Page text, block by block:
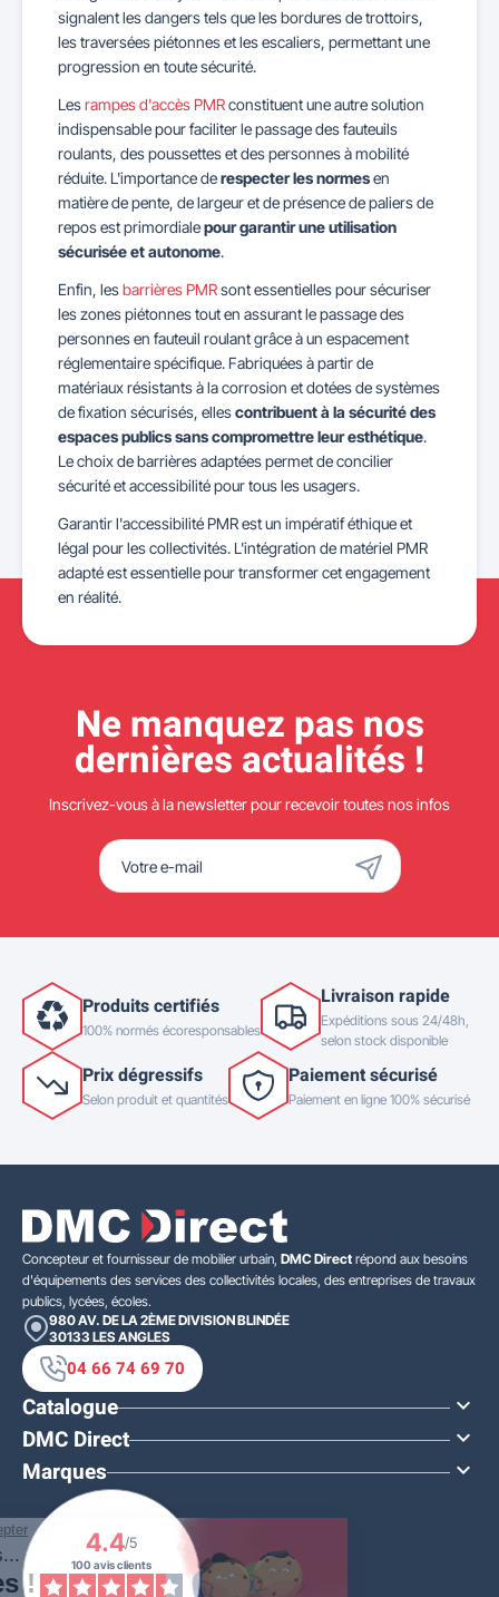
signalent les dangers tels que les bordures de trottoirs,
les traversées piétonnes et les escaliers, permettant une
progression en toute sécurité.
Lesrampes d'accès PMRconstituent une autre solution
indispensable pour faciliter le passage des fauteuils
roulants, des poussettes et des personnes à mobilité
réduite. L'importance derespecter les normesen
matière de pente, de largeur et de présence de paliers de
repos est primordialepour garantir une utilisation
sécurisée et autonome.
Enfin, lesbarrières PMRsont essentielles pour sécuriser
les zones piétonnes tout en assurant le passage des
personnes en fauteuil roulant grâce à un espacement
réglementaire spécifique. Fabriquées à partir de
matériaux résistants à la corrosion et dotées de systèmes
de fixation sécurisés, ellescontribuent à la sécurité des
espaces publics sans compromettre leur esthétique.
Le choix de barrières adaptées permet de concilier
sécurité et accessibilité pour tous les usagers.
Garantir l'accessibilité PMR est un impératif éthique et
légal pour les collectivités. L'intégration de matériel PMR
adapté est essentielle pour transformer cet engagement
en réalité.
Ne manquez pas nos
dernières actualités !
Inscrivez-vous à la newsletter pour recevoir toutes nos infos
Produits certifiés
100% normés écoresponsables
Livraison rapide
Expéditions sous 24/48h,
selon stock disponible
Prix dégressifs
Selon produit et quantités
Paiement sécurisé
Paiement en ligne 100% sécurisé
Concepteur et fournisseur de mobilier urbain, DMC Direct répond aux besoins
d'équipements des services des collectivités locales, des entreprises de travaux
publics, lycées, écoles.
980 AV. DE LA 2ÈME DIVISION BLINDÉE
30133 LES ANGLES
04 66 74 69 70
Catalogue 
DMC Direct 
Marques 
4.4/5
100 avis clients